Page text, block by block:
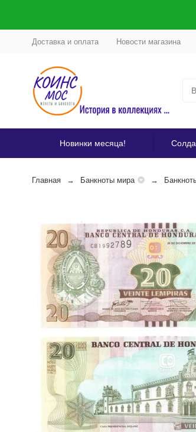
Доставка и оплата Новости магазина
Новинки месяца!
Главная Банкноты мира